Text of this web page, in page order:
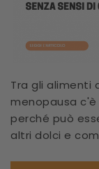
Tra gli alimenti
menopausa
perché può
altri dolci e